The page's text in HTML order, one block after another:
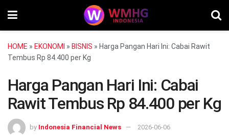
HOME » EKONOMI » BISNIS » Harga Pangan Hari Ini: Cabai Rawit
Tembus Rp 84.400 per Kg
Harga Pangan Hari Ini: Cabai
Rawit Tembus Rp 84.400 per Kg
by Indonesia Financial News 2026-06-06